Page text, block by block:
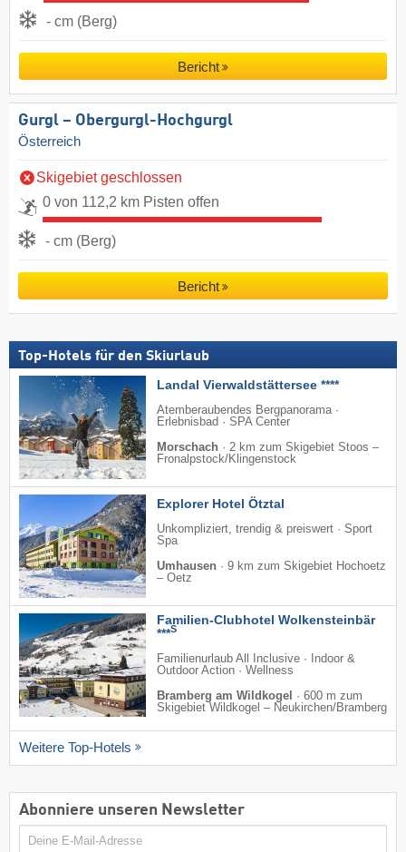
- cm (Berg)
Bericht
Gurgl – Obergurgl-Hochgurgl
Österreich
Skigebiet geschlossen
0 von 112,2 km Pisten offen
- cm (Berg)
Bericht
Top-Hotels für den Skiurlaub
Landal Vierwaldstättersee ****
Atemberaubendes Bergpanorama ·
Erlebnisbad · SPA Center
Morschach · 2 km zum Skigebiet Stoos –
Fronalpstock/​Klingenstock
Explorer Hotel Ötztal
Unkompliziert, trendig & preiswert · Sport
Spa
Umhausen · 9 km zum Skigebiet Hochoetz
– Oetz
Familien-Clubhotel Wolkensteinbär
***S
Familienurlaub All Inclusive · Indoor &
Outdoor Action · Wellness
Bramberg am Wildkogel
· 600 m zum
Skigebiet Wildkogel – Neukirchen/​Bramberg
Weitere Top-Hotels
Abonniere unseren Newsletter
E-